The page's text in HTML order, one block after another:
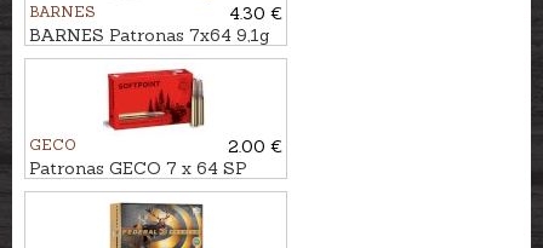
BARNES
4.30 €
BARNES Patronas 7x64 9,1g
TTSX BT
GECO
2.00 €
Patronas GECO 7 x 64 SP
10,7g